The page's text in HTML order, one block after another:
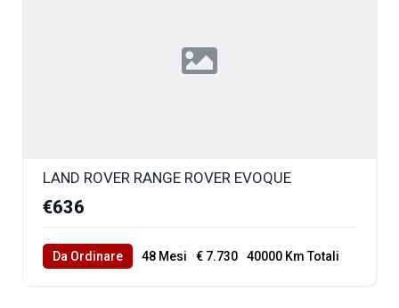
LAND ROVER RANGE ROVER EVOQUE
€636
Da Ordinare 48 Mesi € 7.730 40000 Km Totali